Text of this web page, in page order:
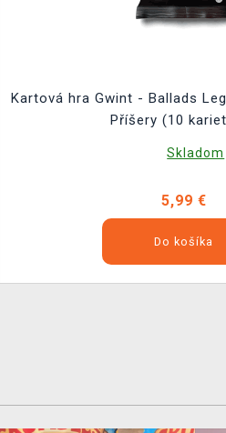
Kartová hra Gwint - Ballads
Příšery (10
Skladom
5,99 €
Do košíka